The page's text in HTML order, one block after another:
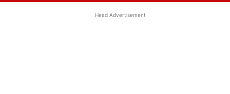
Head Advertisement